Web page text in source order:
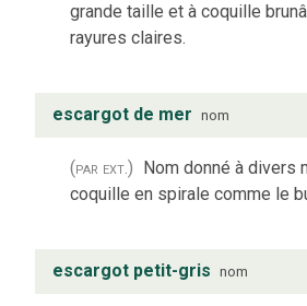
grande taille et à coquille
rayures claires.
escargot de mer nom
(par ext.) Nom donné à divers
coquille en spirale comme le
escargot petit-gris nom